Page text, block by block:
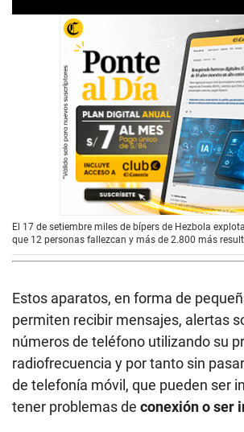
El 17 de setiembre miles de bípers de Hezbola
que 12 personas fallezcan y más de 2.800 más
Estos aparatos, en forma de
permiten recibir mensajes, alertas
números de teléfono utilizando su
radiofrecuencia y por tanto sin
de telefonía móvil, que pueden ser
tener problemas de conexión o ser